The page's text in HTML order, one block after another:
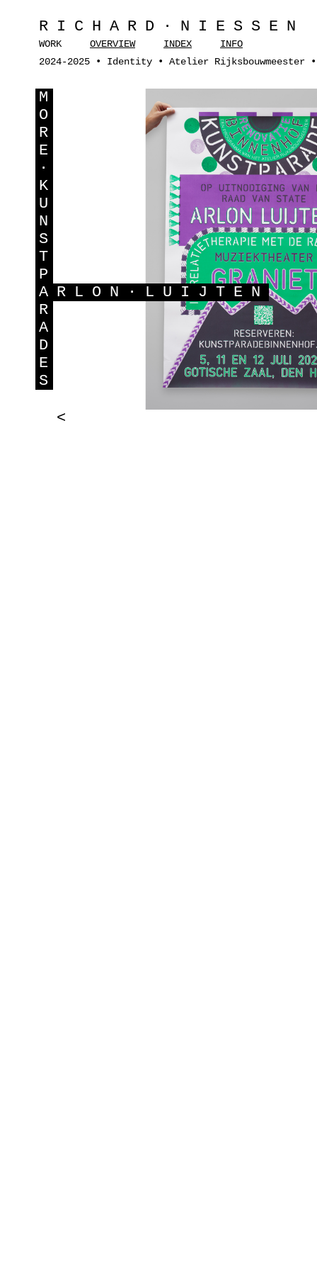
RICHARD·NIESSEN
WORK OVERVIEW INDEX
INFO
2024-2025 • Identity • Atelier Rijksbouwmeester
M
O
R
E
·
K
U
N
S
T
P
A RLON·LUIJTEN
R
A
D
E
S
<